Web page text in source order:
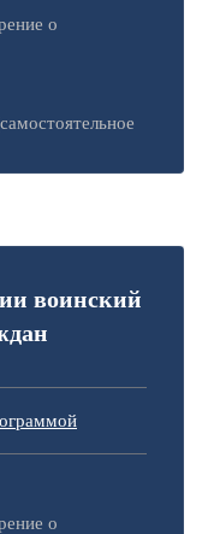
о
воинский
о